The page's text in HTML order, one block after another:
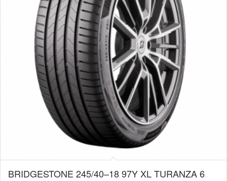
BRIDGESTONE 245/40–18 97Y XL TURANZA 6